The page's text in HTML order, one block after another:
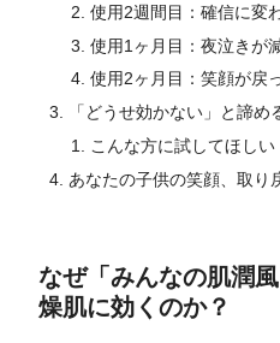
使用2週間目：確信に変
使用1ヶ月目：夜泣きが
使用2ヶ月目：笑顔が戻
「どうせ効かない」と諦め
こんな方に試してほしい
あなたの子供の笑顔、取り
なぜ「みんなの肌潤
燥肌に効くのか？